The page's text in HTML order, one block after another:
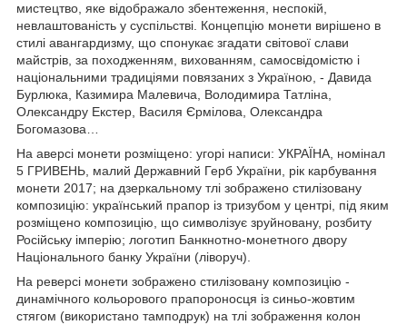
мистецтво, яке відображало збентеження, неспокій,
невлаштованість у суспільстві. Концепцію монети вирішено в
стилі авангардизму, що спонукає згадати світової слави
майстрів, за походженням, вихованням, самосвідомістю і
національними традиціями повязаних з Україною, - Давида
Бурлюка, Казимира Малевича, Володимира Татліна,
Олександру Екстер, Василя Єрмілова, Олександра
Богомазова…
На аверсі монети розміщено: угорі написи: УКРАЇНА, номінал
5 ГРИВЕНЬ, малий Державний Герб України, рік карбування
монети 2017; на дзеркальному тлі зображено cтилізовану
композицію: український прапор із тризубом у центрі, під яким
розміщено композицію, що символізує зруйновану, розбиту
Російську імперію; логотип Банкнотно-монетного двору
Національного банку України (ліворуч).
На реверсі монети зображено стилізовану композицію -
динамічного кольорового прапороносця із синьо-жовтим
стягом (використано тамподрук) на тлі зображення колон